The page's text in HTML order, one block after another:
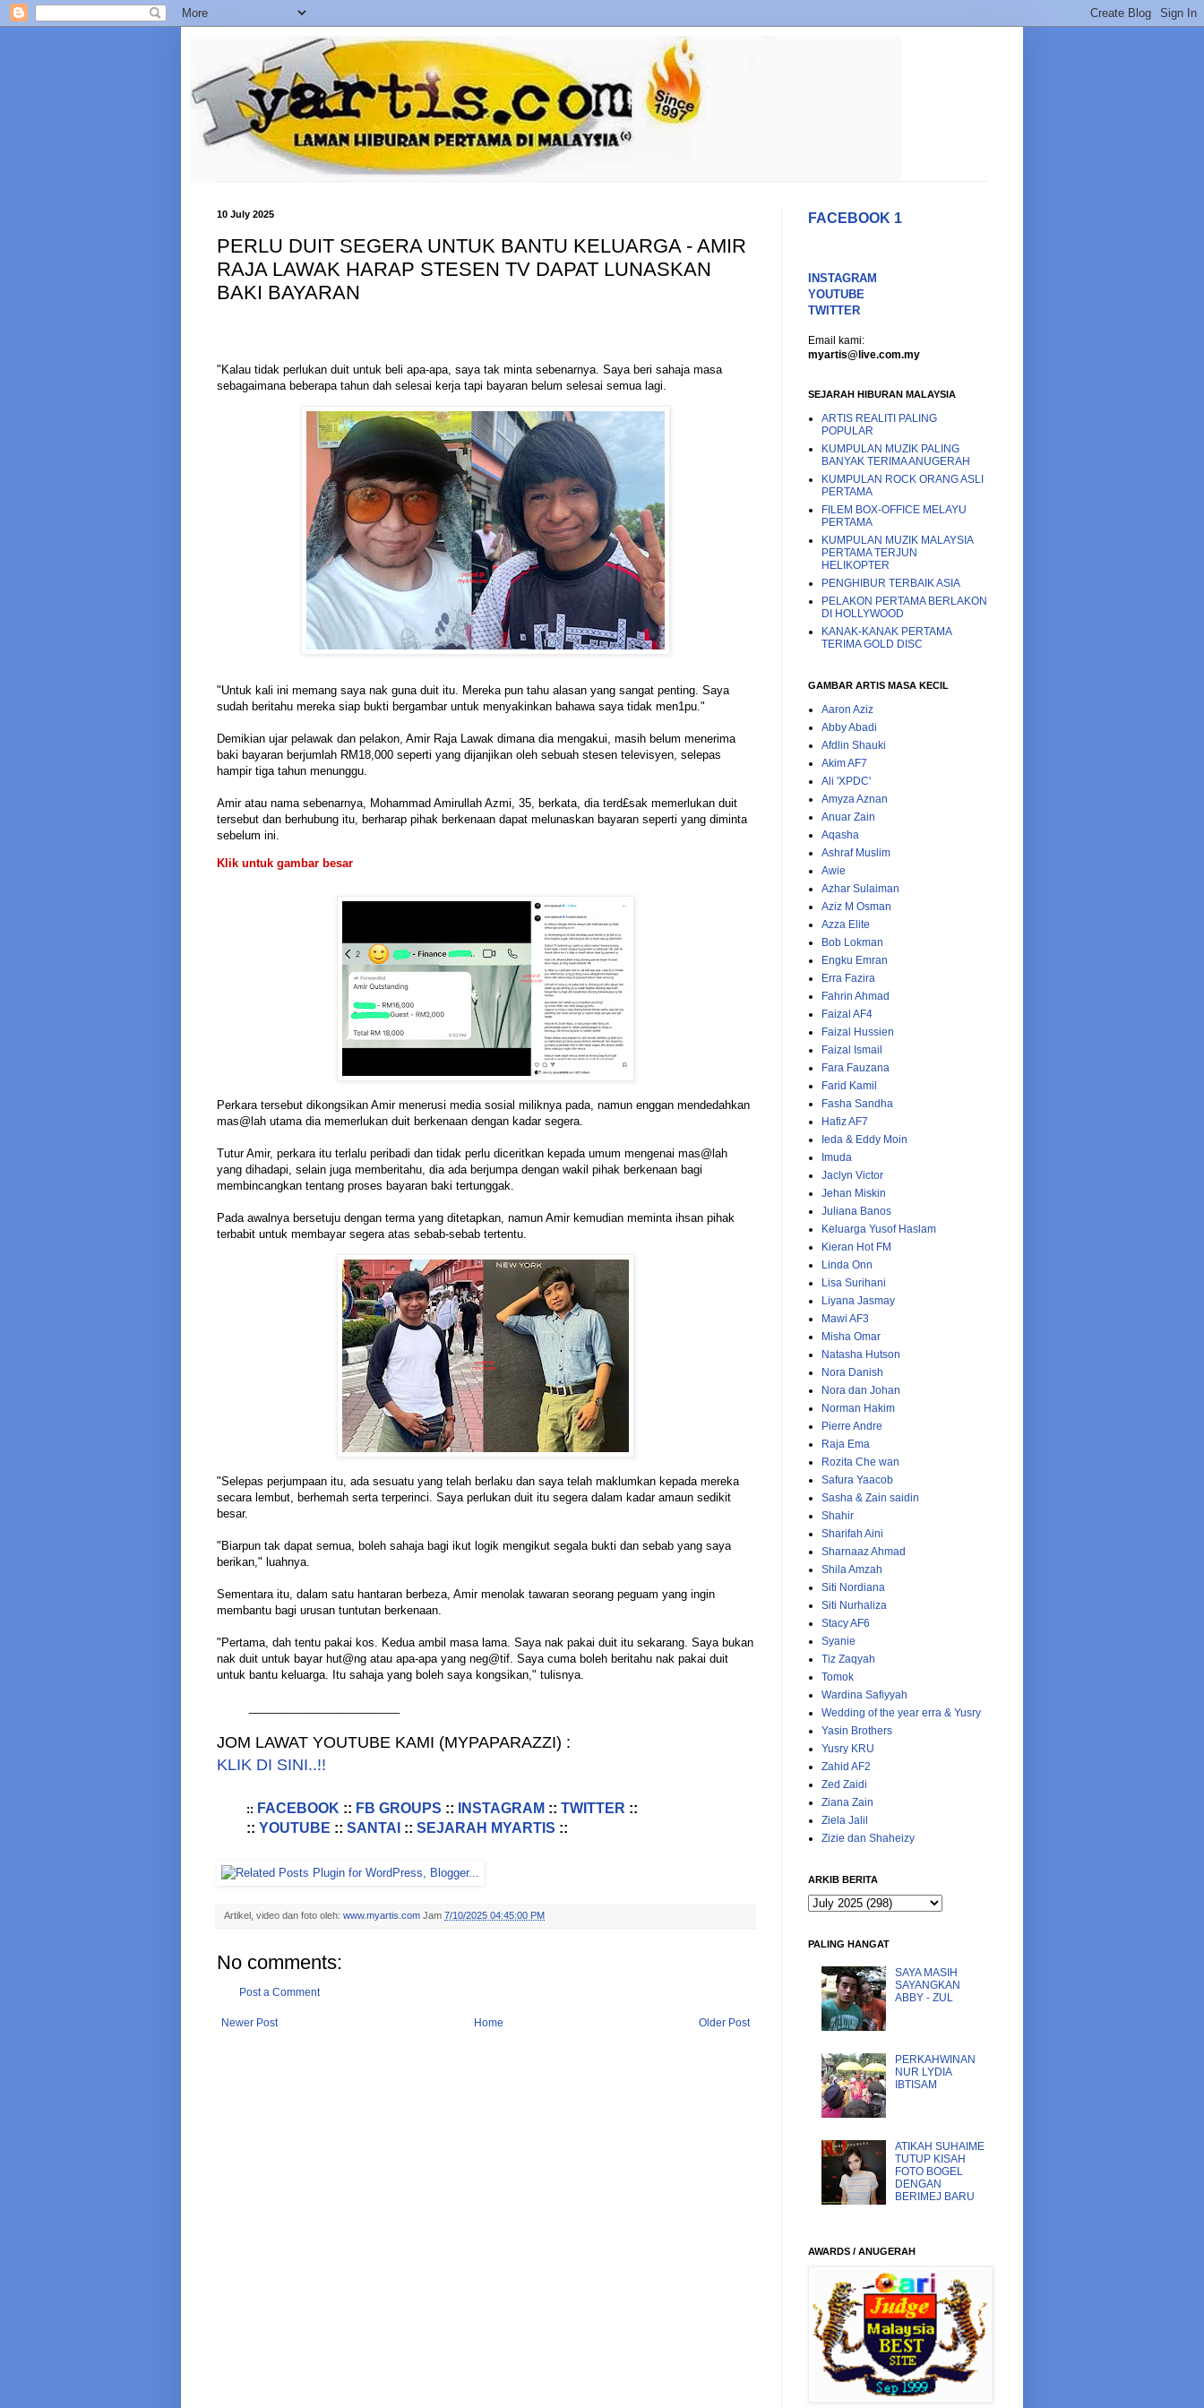
10 July 2025
PERLU DUIT SEGERA UNTUK BANTU KELUARGA - AMIR
RAJA LAWAK HARAP STESEN TV DAPAT LUNASKAN
BAKI BAYARAN
"Kalau tidak perlukan duit untuk beli apa-apa, saya tak minta sebenarnya. Saya beri sahaja masa
sebagaimana beberapa tahun dah selesai kerja tapi bayaran belum selesai semua lagi.
"Untuk kali ini memang saya nak guna duit itu. Mereka pun tahu alasan yang sangat penting. Saya
sudah beritahu mereka siap bukti bergambar untuk menyakinkan bahawa saya tidak men1pu."
Demikian ujar pelawak dan pelakon, Amir Raja Lawak dimana dia mengakui, masih belum menerima
baki bayaran berjumlah RM18,000 seperti yang dijanjikan oleh sebuah stesen televisyen, selepas
hampir tiga tahun menunggu.
Amir atau nama sebenarnya, Mohammad Amirullah Azmi, 35, berkata, dia terd£sak memerlukan duit
tersebut dan berhubung itu, berharap pihak berkenaan dapat melunaskan bayaran seperti yang diminta
sebelum ini.
Klik untuk gambar besar
Perkara tersebut dikongsikan Amir menerusi media sosial miliknya pada, namun enggan mendedahkan
mas@lah utama dia memerlukan duit berkenaan dengan kadar segera.
Tutur Amir, perkara itu terlalu peribadi dan tidak perlu diceritkan kepada umum mengenai mas@lah
yang dihadapi, selain juga memberitahu, dia ada berjumpa dengan wakil pihak berkenaan bagi
membincangkan tentang proses bayaran baki tertunggak.
Pada awalnya bersetuju dengan terma yang ditetapkan, namun Amir kemudian meminta ihsan pihak
terbabit untuk membayar segera atas sebab-sebab tertentu.
"Selepas perjumpaan itu, ada sesuatu yang telah berlaku dan saya telah maklumkan kepada mereka
secara lembut, berhemah serta terperinci. Saya perlukan duit itu segera dalam kadar amaun sedikit
besar.
"Biarpun tak dapat semua, boleh sahaja bagi ikut logik mengikut segala bukti dan sebab yang saya
berikan," luahnya.
Sementara itu, dalam satu hantaran berbeza, Amir menolak tawaran seorang peguam yang ingin
membantu bagi urusan tuntutan berkenaan.
"Pertama, dah tentu pakai kos. Kedua ambil masa lama. Saya nak pakai duit itu sekarang. Saya bukan
nak duit untuk bayar hut@ng atau apa-apa yang neg@tif. Saya cuma boleh beritahu nak pakai duit
untuk bantu keluarga. Itu sahaja yang boleh saya kongsikan," tulisnya.
JOM LAWAT YOUTUBE KAMI (MYPAPARAZZI) :
KLIK DI SINI..!!
:: FACEBOOK :: FB GROUPS :: INSTAGRAM :: TWITTER ::
:: YOUTUBE :: SANTAI :: SEJARAH MYARTIS ::
Artikel, video dan foto oleh: www.myartis.com Jam 7/10/2025 04:45:00 PM
No comments:
Post a Comment
Newer Post Older Post
Home
FACEBOOK 1
INSTAGRAM
YOUTUBE
TWITTER
Email kami:
myartis@live.com.my
SEJARAH HIBURAN MALAYSIA
ARTIS REALITI PALING
POPULAR
KUMPULAN MUZIK PALING
BANYAK TERIMA ANUGERAH
KUMPULAN ROCK ORANG ASLI
PERTAMA
FILEM BOX-OFFICE MELAYU
PERTAMA
KUMPULAN MUZIK MALAYSIA
PERTAMA TERJUN
HELIKOPTER
PENGHIBUR TERBAIK ASIA
PELAKON PERTAMA BERLAKON
DI HOLLYWOOD
KANAK-KANAK PERTAMA
TERIMA GOLD DISC
GAMBAR ARTIS MASA KECIL
Aaron Aziz
Abby Abadi
Afdlin Shauki
Akim AF7
Ali 'XPDC'
Amyza Aznan
Anuar Zain
Aqasha
Ashraf Muslim
Awie
Azhar Sulaiman
Aziz M Osman
Azza Elite
Bob Lokman
Engku Emran
Erra Fazira
Fahrin Ahmad
Faizal AF4
Faizal Hussien
Faizal Ismail
Fara Fauzana
Farid Kamil
Fasha Sandha
Hafiz AF7
Ieda & Eddy Moin
Imuda
Jaclyn Victor
Jehan Miskin
Juliana Banos
Keluarga Yusof Haslam
Kieran Hot FM
Linda Onn
Lisa Surihani
Liyana Jasmay
Mawi AF3
Misha Omar
Natasha Hutson
Nora Danish
Nora dan Johan
Norman Hakim
Pierre Andre
Raja Ema
Rozita Che wan
Safura Yaacob
Sasha & Zain saidin
Shahir
Sharifah Aini
Sharnaaz Ahmad
Shila Amzah
Siti Nordiana
Siti Nurhaliza
Stacy AF6
Syanie
Tiz Zaqyah
Tomok
Wardina Safiyyah
Wedding of the year erra & Yusry
Yasin Brothers
Yusry KRU
Zahid AF2
Zed Zaidi
Ziana Zain
Ziela Jalil
Zizie dan Shaheizy
ARKIB BERITA
PALING HANGAT
SAYA MASIH
SAYANGKAN
ABBY - ZUL
PERKAHWINAN
NUR LYDIA
IBTISAM
ATIKAH SUHAIME
TUTUP KISAH
FOTO BOGEL
DENGAN
BERIMEJ BARU
AWARDS / ANUGERAH